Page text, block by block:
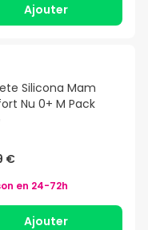
Ajouter
Silicona Mam
Nu 0+ M Pack
€
en 24-72h
Ajouter